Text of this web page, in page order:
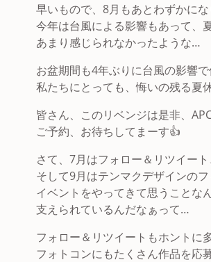
早いもので、8月もあとわずかにな
今年は台風による影響もあって、
あまり感じられなかったような…
お盆期間も4年ぶりに台風の影響で
私たちにとっても、悔いの残る夏
皆さん、このリベンジは是非、
ご予約、お待ちしてまーす👍
さて、7月はフォロー＆リツイー
そして9月はテンマクデザインの
イベントをやってきて思うことな
支えられているんだなぁって…
フォロー＆リツイートもホントに
フォトコンにもたくさん作品を応